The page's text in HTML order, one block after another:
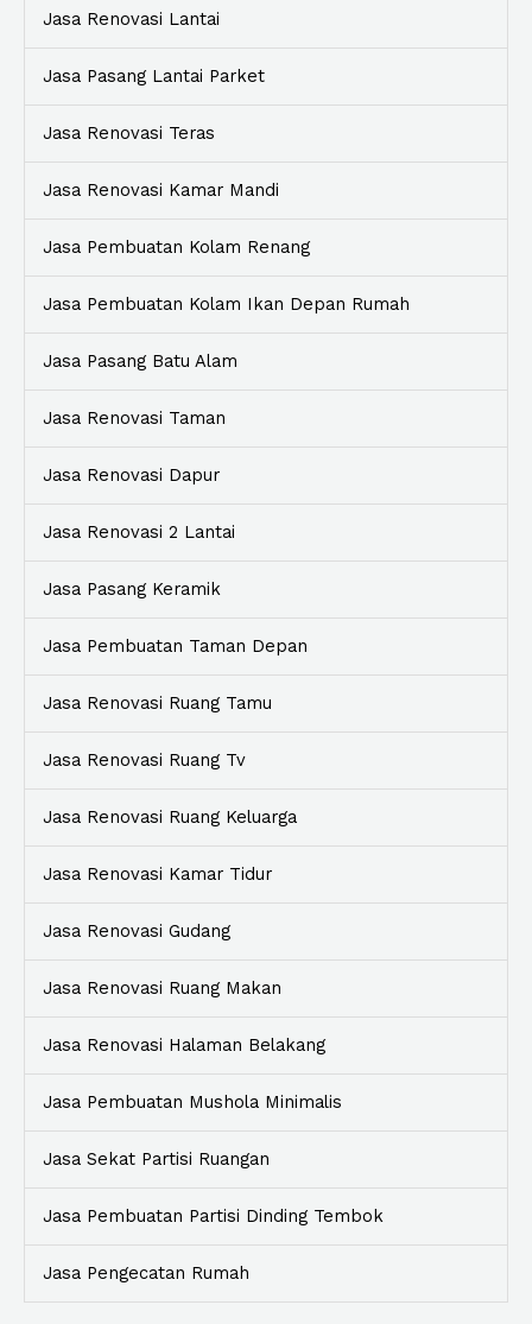
Jasa Renovasi Lantai
Jasa Pasang Lantai Parket
Jasa Renovasi Teras
Jasa Renovasi Kamar Mandi
Jasa Pembuatan Kolam Renang
Jasa Pembuatan Kolam Ikan Depan Rumah
Jasa Pasang Batu Alam
Jasa Renovasi Taman
Jasa Renovasi Dapur
Jasa Renovasi 2 Lantai
Jasa Pasang Keramik
Jasa Pembuatan Taman Depan
Jasa Renovasi Ruang Tamu
Jasa Renovasi Ruang Tv
Jasa Renovasi Ruang Keluarga
Jasa Renovasi Kamar Tidur
Jasa Renovasi Gudang
Jasa Renovasi Ruang Makan
Jasa Renovasi Halaman Belakang
Jasa Pembuatan Mushola Minimalis
Jasa Sekat Partisi Ruangan
Jasa Pembuatan Partisi Dinding Tembok
Jasa Pengecatan Rumah